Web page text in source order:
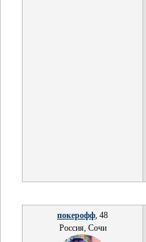
покерофф, 48
Россия, Сочи